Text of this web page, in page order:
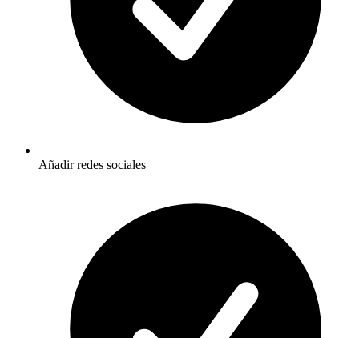
Añadir redes sociales